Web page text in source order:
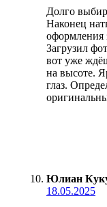
Долго
Наконец
оформления
Загрузил
вот уже
на высоте.
глаз.
Юлиан
18.05.2025